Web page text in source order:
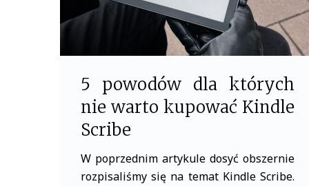
5 powodów dla których
nie warto kupować Kindle
Scribe
W poprzednim artykule dosyć obszernie
rozpisaliśmy się na temat Kindle Scribe.